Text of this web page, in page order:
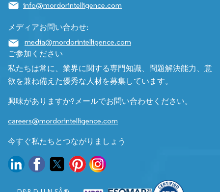
info@mordorintelligence.com
メディアお問い合わせ:
media@mordorintelligence.com
ご参加ください
私たちは常に、業界に関する専門知識、問題解決能力、意
欲を兼ね備えた優秀な人材を募集しています。
興味がありますか?メールでお問い合わせください。
careers@mordorintelligence.com
今すぐ私たちとつながりましょう